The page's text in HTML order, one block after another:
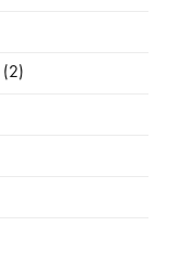
(2)